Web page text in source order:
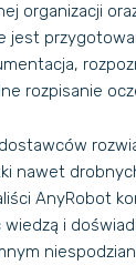
organizacji
jest
rozpisanie
nawet
AnyRobot
wiedzą i